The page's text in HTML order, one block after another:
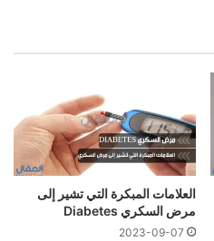
العلامات المبكرة التي تشير إلى
مرض السكري Diabetes
2023-09-07